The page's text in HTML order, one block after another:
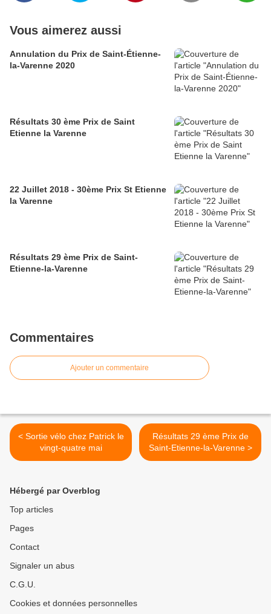
Vous aimerez aussi
Annulation du Prix de Saint-Étienne-
la-Varenne 2020
Résultats 30 ème Prix de Saint
Etienne la Varenne
22 Juillet 2018 - 30ème Prix St Etienne
la Varenne
Résultats 29 ème Prix de Saint-
Etienne-la-Varenne
Commentaires
Ajouter un commentaire
< Sortie vélo chez Patrick le
vingt-quatre mai
Résultats 29 ème Prix de
Saint-Etienne-la-Varenne >
Hébergé par Overblog
Top articles
Pages
Contact
Signaler un abus
C.G.U.
Cookies et données personnelles